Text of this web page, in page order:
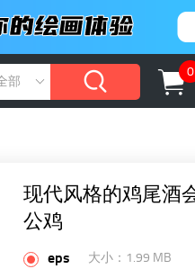
部
0
现代风格的鸡尾酒
公鸡
eps
大小：1.99 MB